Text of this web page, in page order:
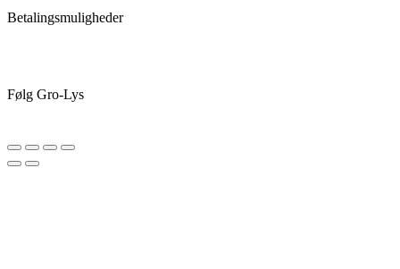
Betalingsmuligheder
Følg Gro-Lys